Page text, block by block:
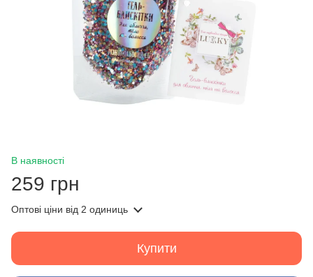
В наявності
259 грн
Оптові ціни від 2 одиниць
Купити